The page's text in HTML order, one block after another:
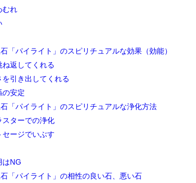
むれ
「パイライト」のスピリチュアルな効果（効能）
ね返してくれる
を引き出してくれる
の安定
「パイライト」のスピリチュアルな浄化方法
スターでの浄化
セージでいぶす
はNG
「パイライト」の相性の良い石、悪い石